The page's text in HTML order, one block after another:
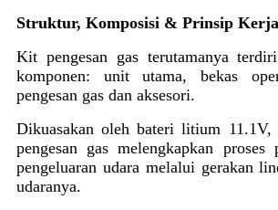
Struktur, Komposisi & Prinsip Kerja
Kit pengesan gas terutamanya
komponen: unit utama, bekas
pengesan gas dan aksesori.
Dikuasakan oleh bateri litium
pengesan gas melengkapkan proses
pengeluaran udara melalui gerakan
udaranya.